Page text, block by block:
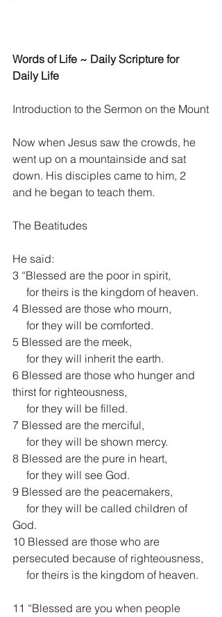
Words of Life ~ Daily Scripture for
Daily Life
Introduction to the Sermon on the Mount
Now when Jesus saw the crowds, he
went up on a mountainside and sat
down. His disciples came to him, 2
and he began to teach them.
The Beatitudes
He said:
3 “Blessed are the poor in spirit,
     for theirs is the kingdom of heaven.
4 Blessed are those who mourn,
     for they will be comforted.
5 Blessed are the meek,
     for they will inherit the earth.
6 Blessed are those who hunger and
thirst for righteousness,
     for they will be filled.
7 Blessed are the merciful,
     for they will be shown mercy.
8 Blessed are the pure in heart,
     for they will see God.
9 Blessed are the peacemakers,
God.
10 Blessed are those who are
persecuted because of righteousness,
     for theirs is the kingdom of heaven.
11 “Blessed are you when people